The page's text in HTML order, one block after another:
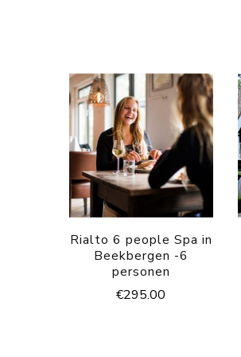
Rialto 6 people Spa in
Beekbergen -6
personen
€295.00